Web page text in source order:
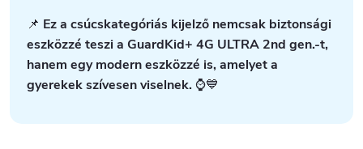
📌 Ez a csúcskategóriás kijelző nemcsak biztonsági
eszközzé teszi a GuardKid+ 4G ULTRA 2nd gen.-t,
hanem egy modern eszközzé is, amelyet a
gyerekek szívesen viselnek. ⌚💙